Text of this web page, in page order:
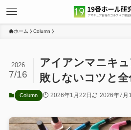
ホーム Column
アイアンマニキ
敗しないコツと全
2026
7/16
Column 2026年1月22日 2026年7月